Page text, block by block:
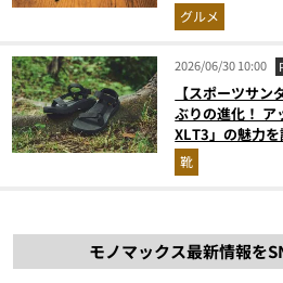
グルメ
2026/06/30 10:00
【スポーツサ
ぶりの進化！ ア
XLT3」の魅力
解説！
靴
モノマックス最新情報を